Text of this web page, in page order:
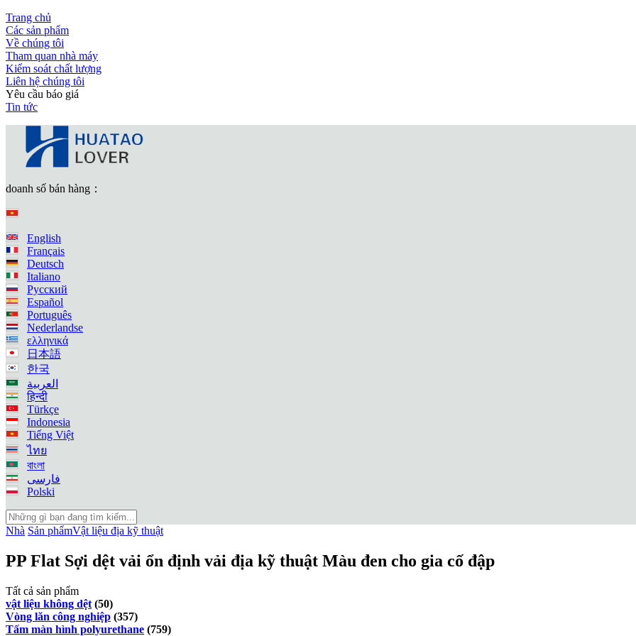
Trang chủ
Các sản phẩm
Về chúng tôi
Tham quan nhà máy
Kiểm soát chất lượng
Liên hệ chúng tôi
Yêu cầu báo giá
Tin tức
doanh số bán hàng：
English
Français
Deutsch
Italiano
Русский
Español
Português
Nederlandse
ελληνικά
日本語
한국
العربية
हिन्दी
Türkçe
Indonesia
Tiếng Việt
ไทย
বাংলা
فارسی
Polski
Nhà Sản phẩmVật liệu địa kỹ thuật
PP Flat Sợi dệt vải ổn định vải địa kỹ thuật Màu đen cho gia cố đập
Tất cả sản phẩm
vật liệu không dệt (50)
Vòng lăn công nghiệp (357)
Tấm màn hình polyurethane (759)